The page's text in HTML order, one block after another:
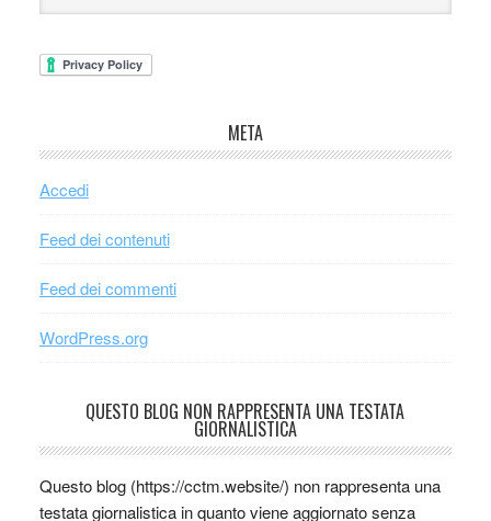
META
Accedi
Feed dei contenuti
Feed dei commenti
WordPress.org
QUESTO BLOG NON RAPPRESENTA UNA TESTATA
GIORNALISTICA
Questo blog (https://cctm.website/) non rappresenta una
testata giornalistica in quanto viene aggiornato senza